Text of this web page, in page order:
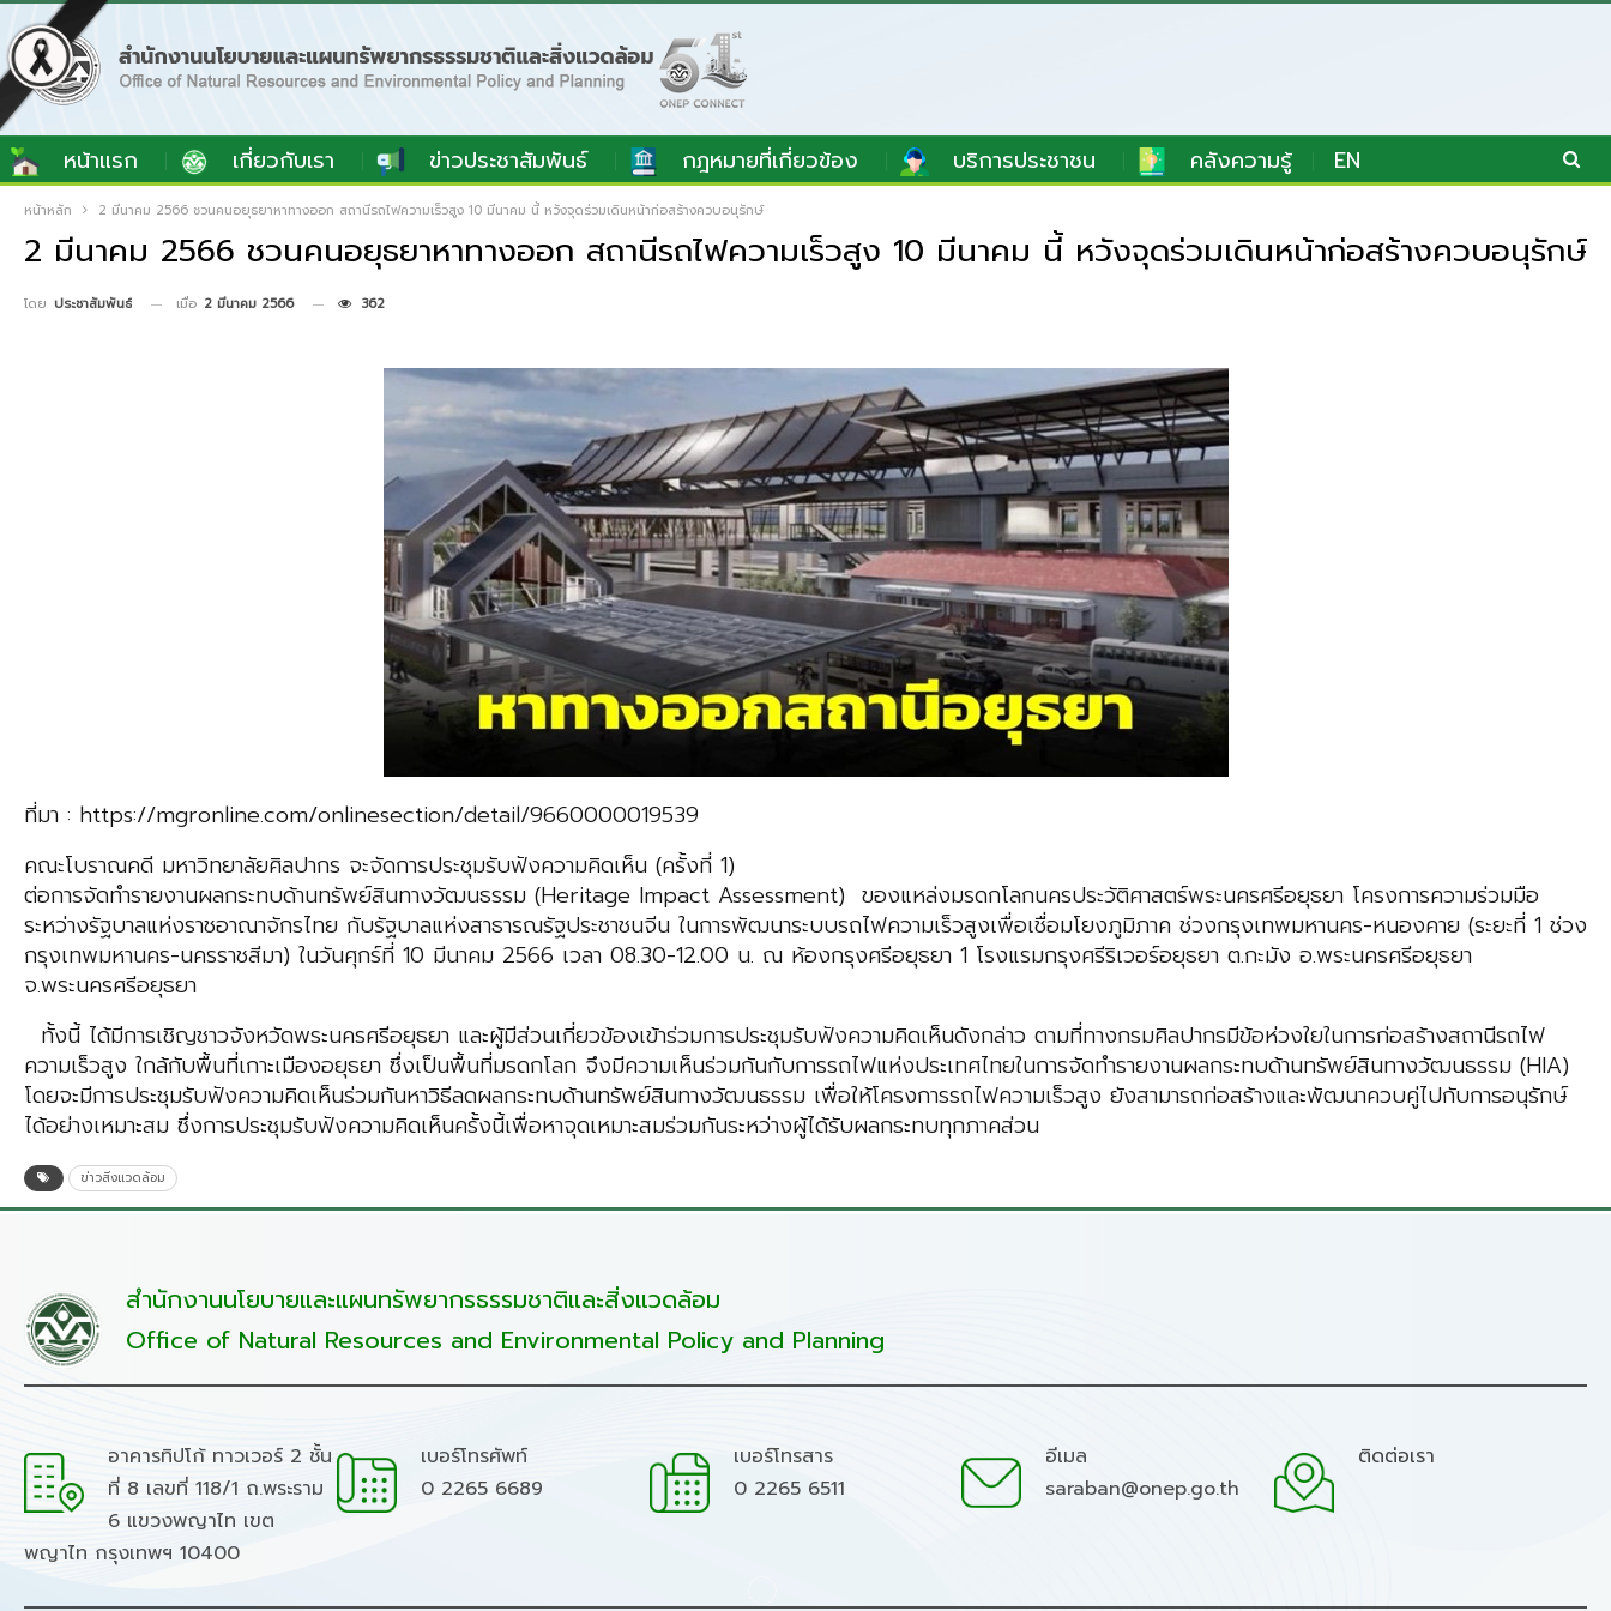
หน้าแรก เกี่ยวกับเรา ข่าวประชาสัมพันธ์ กฎหมายที่เกี่ยวข้อง บริการประชาชน คลังความรู้ EN
หน้าหลัก 2 มีนาคม 2566 ชวนคนอยุธยาหาทางออก สถานีรถไฟความเร็วสูง 10 มีนาคม นี้ หวังจุดร่วมเดินหน้าก่อสร้างควบอนุรักษ์
2 มีนาคม 2566 ชวนคนอยุธยาหาทางออก สถานีรถไฟความเร็วสูง 10 มีนาคม นี้ หวังจุดร่วมเดินหน้าก่อสร้างควบอนุรักษ์
โดย ประชาสัมพันธ์ เมื่อ 2 มีนาคม 2566 362
ที่มา : https://mgronline.com/onlinesection/detail/9660000019539
คณะโบราณคดี มหาวิทยาลัยศิลปากร จะจัดการประชุมรับฟังความคิดเห็น (ครั้งที่ 1)
ต่อการจัดทำรายงานผลกระทบด้านทรัพย์สินทางวัฒนธรรม (Heritage Impact Assessment) ของแหล่งมรดกโลกนครประวัติศาสตร์พระนครศรีอยุธยา โครงการความร่วมมือ
ระหว่างรัฐบาลแห่งราชอาณาจักรไทย กับรัฐบาลแห่งสาธารณรัฐประชาชนจีน ในการพัฒนาระบบรถไฟความเร็วสูงเพื่อเชื่อมโยงภูมิภาค ช่วงกรุงเทพมหานคร-หนองคาย (ระยะที่ 1 ช่วง
กรุงเทพมหานคร-นครราชสีมา) ในวันศุกร์ที่ 10 มีนาคม 2566 เวลา 08.30-12.00 น. ณ ห้องกรุงศรีอยุธยา 1 โรงแรมกรุงศรีริเวอร์อยุธยา ต.กะมัง อ.พระนครศรีอยุธยา
จ.พระนครศรีอยุธยา
ทั้งนี้ ได้มีการเชิญชาวจังหวัดพระนครศรีอยุธยา และผู้มีส่วนเกี่ยวข้องเข้าร่วมการประชุมรับฟังความคิดเห็นดังกล่าว ตามที่ทางกรมศิลปากรมีข้อห่วงใยในการก่อสร้างสถานีรถไฟ
ความเร็วสูง ใกล้กับพื้นที่เกาะเมืองอยุธยา ซึ่งเป็นพื้นที่มรดกโลก จึงมีความเห็นร่วมกันกับการรถไฟแห่งประเทศไทยในการจัดทำรายงานผลกระทบด้านทรัพย์สินทางวัฒนธรรม (HIA)
โดยจะมีการประชุมรับฟังความคิดเห็นร่วมกันหาวิธีลดผลกระทบด้านทรัพย์สินทางวัฒนธรรม เพื่อให้โครงการรถไฟความเร็วสูง ยังสามารถก่อสร้างและพัฒนาควบคู่ไปกับการอนุรักษ์
ได้อย่างเหมาะสม ซึ่งการประชุมรับฟังความคิดเห็นครั้งนี้เพื่อหาจุดเหมาะสมร่วมกันระหว่างผู้ได้รับผลกระทบทุกภาคส่วน
ข่าวสิ่งแวดล้อม
สำนักงานนโยบายและแผนทรัพยากรธรรมชาติและสิ่งแวดล้อม
Office of Natural Resources and Environmental Policy and Planning
อาคารทิปโก้ ทาวเวอร์ 2 ชั้น
ที่ 8 เลขที่ 118/1 ถ.พระราม
6 แขวงพญาไท เขต
พญาไท กรุงเทพฯ 10400
เบอร์โทรศัพท์
0 2265 6689
เบอร์โทรสาร
0 2265 6511
อีเมล
saraban@onep.go.th
ติดต่อเรา